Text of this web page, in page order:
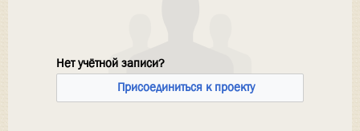
Нет учётной записи?
Присоединиться к проекту